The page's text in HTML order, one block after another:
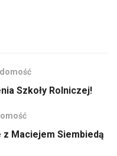
Szkoły Rolniczej!
Maciejem Siembiedą